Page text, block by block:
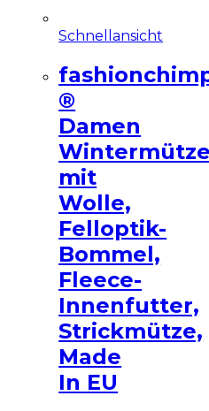
Schnellansicht
®
Damen
mit
Wolle,
Felloptik-
Bommel,
Fleece-
Innenfutter,
Strickmütze,
Made
In EU